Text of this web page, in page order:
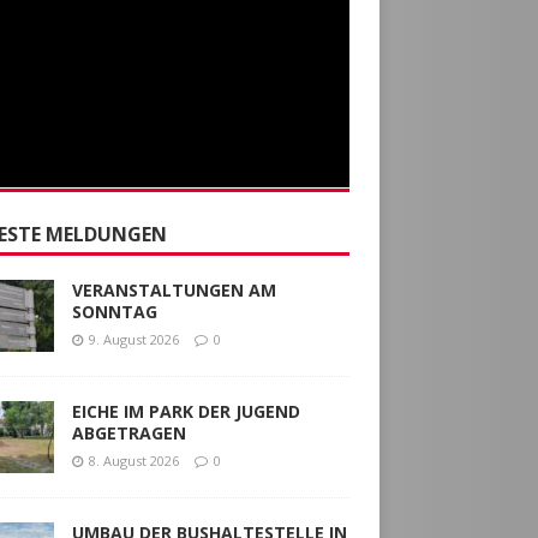
MELDUNGEN
VERANSTALTUNGEN AM
SONNTAG
9. August 2026 0
EICHE IM PARK DER JUGEND
ABGETRAGEN
8. August 2026 0
UMBAU DER BUSHALTESTELLE IN